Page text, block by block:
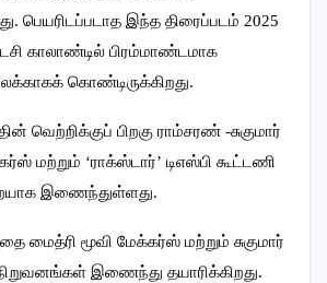
பெயரிடப்படாத இந்த திரைப்படம் 2025
காலாண்டில் பிரம்மாண்டமாக
கொண்டிருக்கிறது.
வெற்றிக்குப் பிறகு ராம்சரண் -சுகுமார்
மற்றும் ‘ராக்ஸ்டார்’ டிஎஸ்பி கூட்டணி
இணைந்துள்ளது.
மைத்ரி மூவி மேக்கர்ஸ் மற்றும் சுகுமார்
இணைந்து தயாரிக்கிறது.